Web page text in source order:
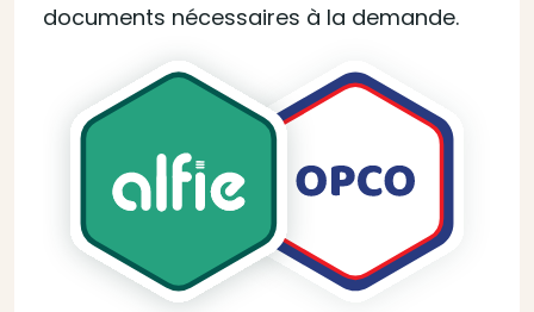
documents nécessaires à la demande.